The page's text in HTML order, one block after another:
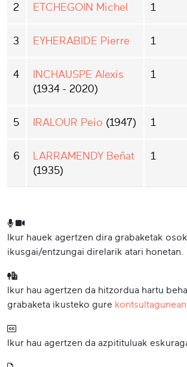
2 ETCHEGOIN Michel 1
3 EYHERABIDE Pierre 1
4
INCHAUSPE Alexis
(1934 - 2020)
1
5 IRALOUR Peio (1947) 1
6
LARRAMENDY Beñat
(1935)
1
Ikur hauek agertzen dira grabaketak
ikusgai/entzungai direlarik atari honetan.
Ikur hau agertzen da hitzordua hartu
grabaketa ikusteko gure kontsultagunean
Ikur hau agertzen da azpitituluak